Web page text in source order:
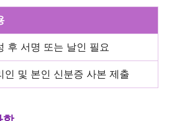
후 서명 또는 날인 필요
인 및 본인 신분증 사본 제출